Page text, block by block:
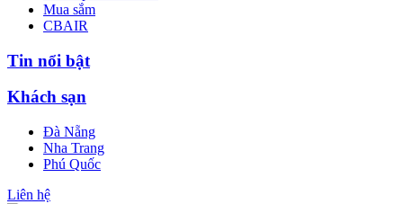
Mua sắm
CBAIR
Tin nổi bật
Khách sạn
Đà Nẵng
Nha Trang
Phú Quốc
Liên hệ